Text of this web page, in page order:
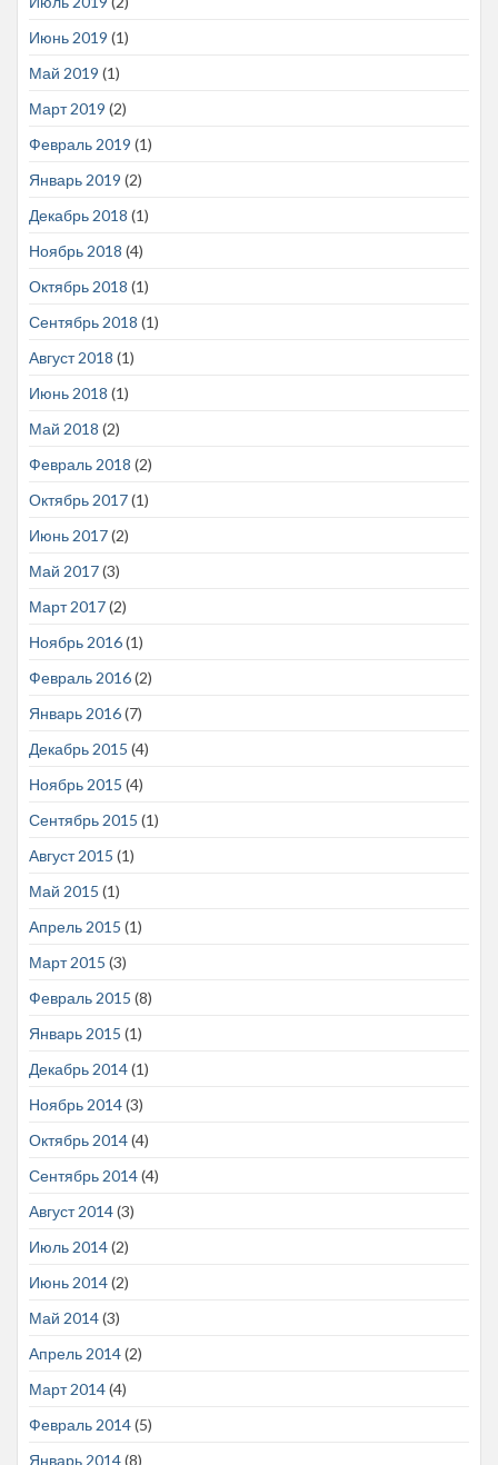
Июнь 2019 (1)
Май 2019 (1)
Март 2019 (2)
Февраль 2019 (1)
Январь 2019 (2)
Декабрь 2018 (1)
Ноябрь 2018 (4)
Октябрь 2018 (1)
Сентябрь 2018 (1)
Август 2018 (1)
Июнь 2018 (1)
Май 2018 (2)
Февраль 2018 (2)
Октябрь 2017(1)
Июнь 2017(2)
Май 2017(3)
Март 2017(2)
Ноябрь 2016(1)
Февраль 2016(2)
Январь 2016(7)
Декабрь 2015 (4)
Ноябрь 2015 (4)
Сентябрь 2015 (1)
Август 2015 (1)
Май 2015 (1)
Апрель 2015 (1)
Март 2015 (3)
Февраль 2015 (8)
Январь 2015 (1)
Декабрь 2014(1)
Ноябрь 2014(3)
Октябрь 2014(4)
Сентябрь 2014(4)
Август 2014(3)
Июль 2014(2)
Июнь 2014(2)
Май 2014(3)
Апрель 2014(2)
Март 2014(4)
Февраль 2014(5)
Январь 2014(8)